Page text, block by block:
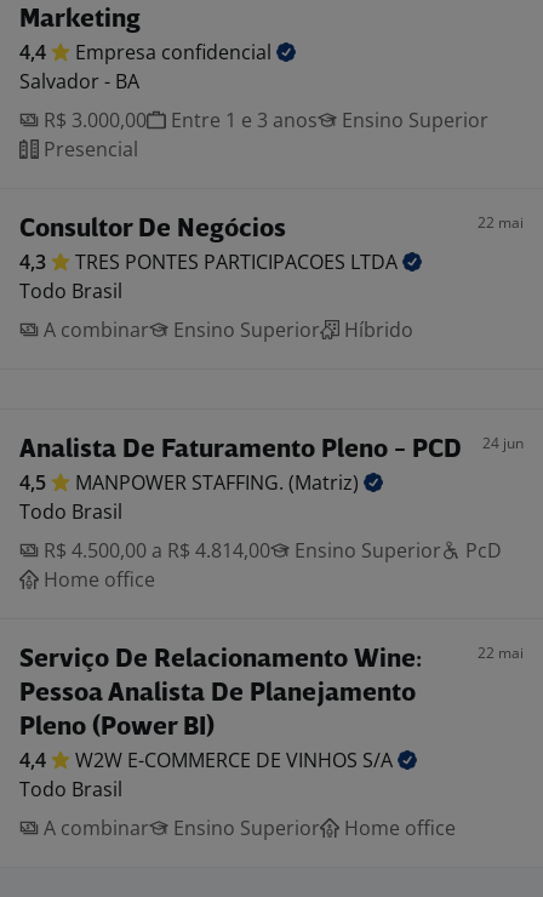
Marketing
4,4 Empresa confidencial
Salvador - BA
R$ 3.000,00
Entre 1 e 3 anos
Ensino Superior
Presencial
Consultor De Negócios 22 mai
4,3 TRES PONTES PARTICIPACOES LTDA
Todo Brasil
A combinar
Ensino Superior Híbrido
Analista De Faturamento Pleno - PCD 24 jun
4,5 MANPOWER STAFFING. (Matriz)
Todo Brasil
R$ 4.500,00 a R$ 4.814,00
Ensino Superior
PcD
Home office
Serviço De Relacionamento Wine:
Pessoa Analista De Planejamento
Pleno (Power BI)
22 mai
4,4 W2W E-COMMERCE DE VINHOS S/A
Todo Brasil
A combinar
Ensino Superior Home office